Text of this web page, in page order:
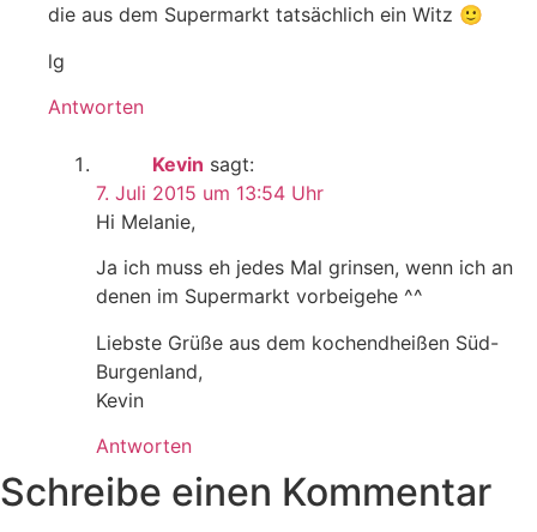
die aus dem Supermarkt tatsächlich ein Witz 🙂
lg
Antworten
Kevin sagt:
7. Juli 2015 um 13:54 Uhr
Hi Melanie,
Ja ich muss eh jedes Mal grinsen, wenn ich an
denen im Supermarkt vorbeigehe ^^
Liebste Grüße aus dem kochendheißen Süd-
Burgenland,
Kevin
Antworten
Schreibe einen Kommentar